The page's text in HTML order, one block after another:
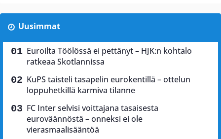
Uusimmat
Euroilta Töölössä ei pettänyt – HJK:n kohtalo
ratkeaa Skotlannissa
KuPS taisteli tasapelin eurokentillä – ottelun
loppuhetkillä karmiva tilanne
FC Inter selvisi voittajana tasaisesta
euroväännöstä – onneksi ei ole
vierasmaalisääntöä